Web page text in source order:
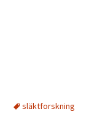
släktforskning